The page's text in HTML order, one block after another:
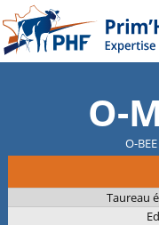
O-
O-
Taureau